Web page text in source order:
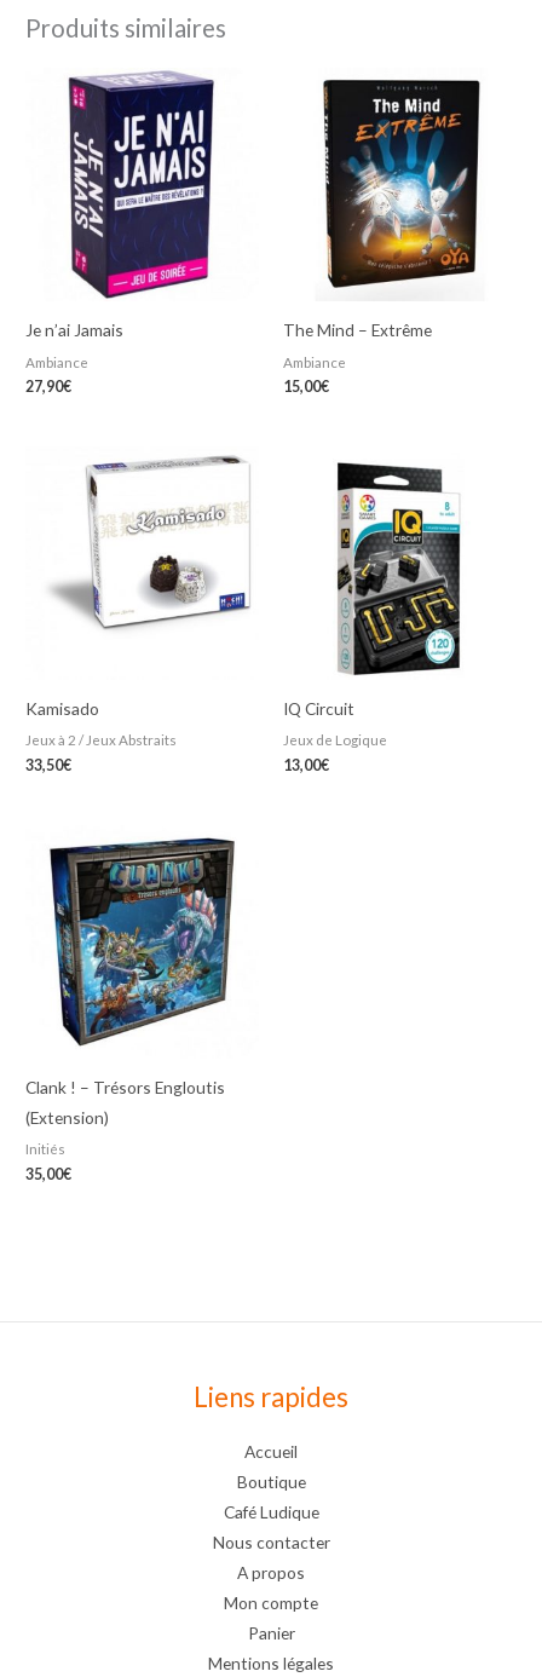
Produits similaires
Je n’ai Jamais
Ambiance
27,90€
The Mind – Extrême
Ambiance
15,00€
Kamisado
Jeux à 2 / Jeux Abstraits
33,50€
IQ Circuit
Jeux de Logique
13,00€
Clank ! – Trésors Engloutis
(Extension)
Initiés
35,00€
Liens rapides
Accueil
Boutique
Café Ludique
Nous contacter
A propos
Mon compte
Panier
Mentions légales